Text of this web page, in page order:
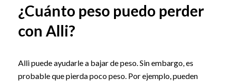
¿Cuánto peso puedo perder
con Alli?
Alli puede ayudarle a bajar de peso. Sin embargo, es
probable que pierda poco peso. Por ejemplo, pueden